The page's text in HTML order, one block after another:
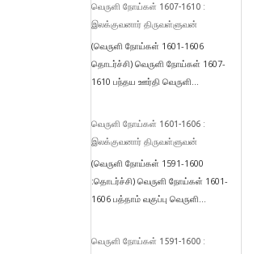
வெருளி நோய்கள் 1607-1610 :
இலக்குவனார் திருவள்ளுவன்
(வெருளி நோய்கள் 1601-1606
தொடர்ச்சி) வெருளி நோய்கள் 1607-
1610 பந்தய ஊர்தி வெருளி...
வெருளி நோய்கள் 1601-1606 :
இலக்குவனார் திருவள்ளுவன்
(வெருளி நோய்கள் 1591-1600
:தொடர்ச்சி) வெருளி நோய்கள் 1601-
1606 பத்தாம் வகுப்பு வெருளி...
வெருளி நோய்கள் 1591-1600 :